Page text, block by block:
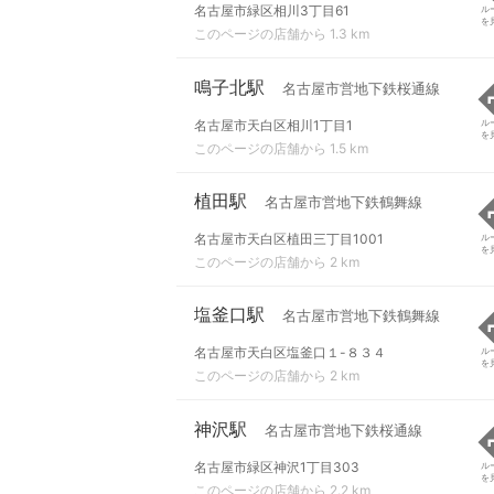
名古屋市緑区相川3丁目61
このページの店舗から 1.3 km
ル
を
鳴子北駅 名古屋市営地下鉄桜通線
名古屋市天白区相川1丁目1
このページの店舗から 1.5 km
ル
を
植田駅 名古屋市営地下鉄鶴舞線
名古屋市天白区植田三丁目1001
このページの店舗から 2 km
ル
を
塩釜口駅 名古屋市営地下鉄鶴舞線
名古屋市天白区塩釜口１-８３４
このページの店舗から 2 km
ル
を
神沢駅 名古屋市営地下鉄桜通線
名古屋市緑区神沢1丁目303
このページの店舗から 2.2 km
ル
を